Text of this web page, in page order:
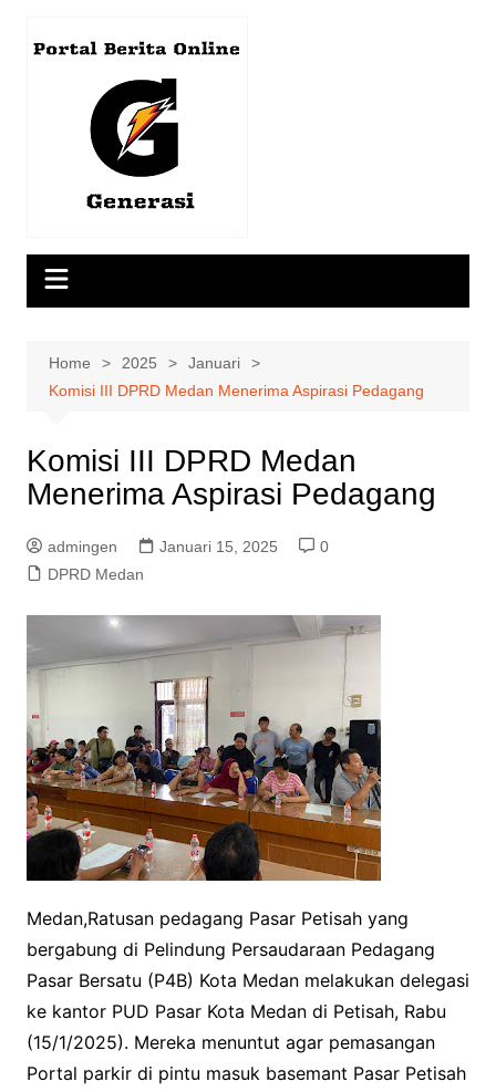
Home 2025
Januari
Komisi III DPRD Medan Menerima Aspirasi Pedagang
Komisi III DPRD Medan
Menerima Aspirasi Pedagang
admingen Januari 15, 2025
0
DPRD Medan
Medan,Ratusan pedagang Pasar Petisah yang
bergabung di Pelindung Persaudaraan Pedagang
Pasar Bersatu (P4B) Kota Medan melakukan delegasi
ke kantor PUD Pasar Kota Medan di Petisah, Rabu
(15/1/2025). Mereka menuntut agar pemasangan
Portal parkir di pintu masuk basemant Pasar Petisah